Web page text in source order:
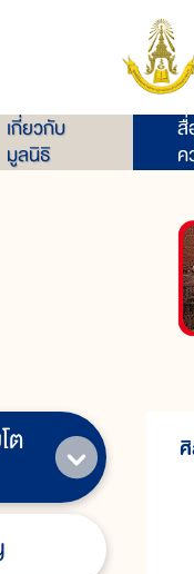
เกี่ยวกับ
มูลนิธิ
สื่
ค
ต